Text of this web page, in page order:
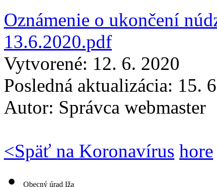
Oznámenie o ukončení
13.6.2020.pdf
Vytvorené: 12. 6. 2020
Posledná aktualizácia: 15.
Autor: Správca webmaster
<Späť na Koronavírus hore
Obecný úrad Iža